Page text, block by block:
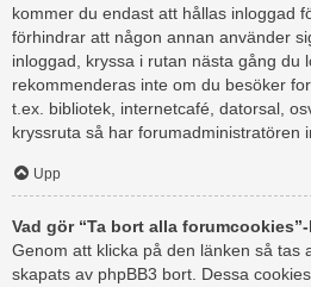
kommer du endast att hållas inloggad
förhindrar att någon annan använder
inloggad, kryssa i rutan nästa gång du
rekommenderas inte om du besöker
t.ex. bibliotek, internetcafé, datorsal,
kryssruta så har forumadministratören
Upp
Vad gör “Ta bort alla
Genom att klicka på den länken så tas
skapats av phpBB3 bort. Dessa